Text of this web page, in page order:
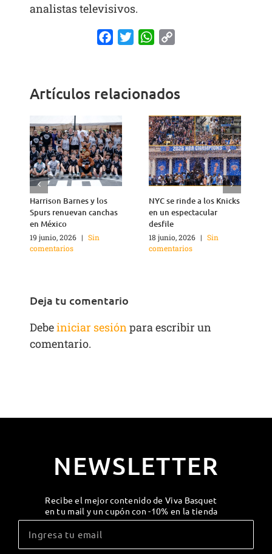
analistas televisivos.
FacebookTwitterWhatsApp
Artículos relacionados
Harrison Barnes y los
Spurs renuevan canchas
en México
19 junio, 2026 | Sin
comentarios
NYC se rinde a los Knicks
en un espectacular
desfile
18 junio, 2026 | Sin
comentarios
Deja tu comentario
Debeiniciar sesiónpara escribir un
comentario.
NEWSLETTER
Recibe el mejor contenido de Viva Basquet
en tu mail y un cupón con -10% en la tienda